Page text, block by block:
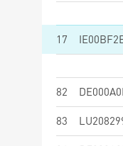
17
82
83